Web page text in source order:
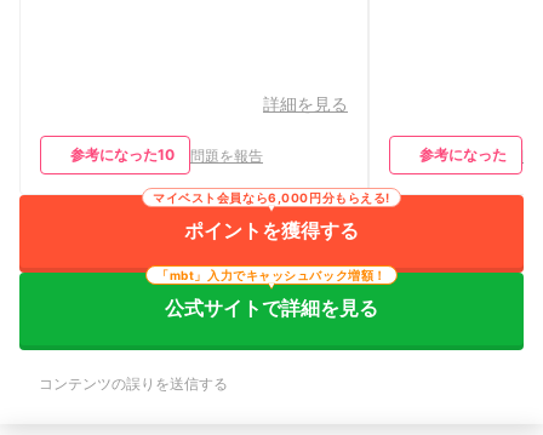
詳細を見る
参考になった10 問題を報告 参考になった
ポイントを獲得する
マイベスト会員なら6,000円分もらえる!
公式サイトで詳細を見る
「mbt」入力でキャッシュバック増額！
コンテンツの誤りを送信する